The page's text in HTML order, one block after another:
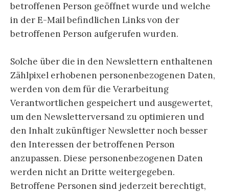
betroffenen Person geöffnet wurde und welche
in der E-Mail befindlichen Links von der
betroffenen Person aufgerufen wurden.
Solche über die in den Newslettern enthaltenen
Zählpixel erhobenen personenbezogenen Daten,
werden von dem für die Verarbeitung
Verantwortlichen gespeichert und ausgewertet,
um den Newsletterversand zu optimieren und
den Inhalt zukünftiger Newsletter noch besser
den Interessen der betroffenen Person
anzupassen. Diese personenbezogenen Daten
werden nicht an Dritte weitergegeben.
Betroffene Personen sind jederzeit berechtigt,